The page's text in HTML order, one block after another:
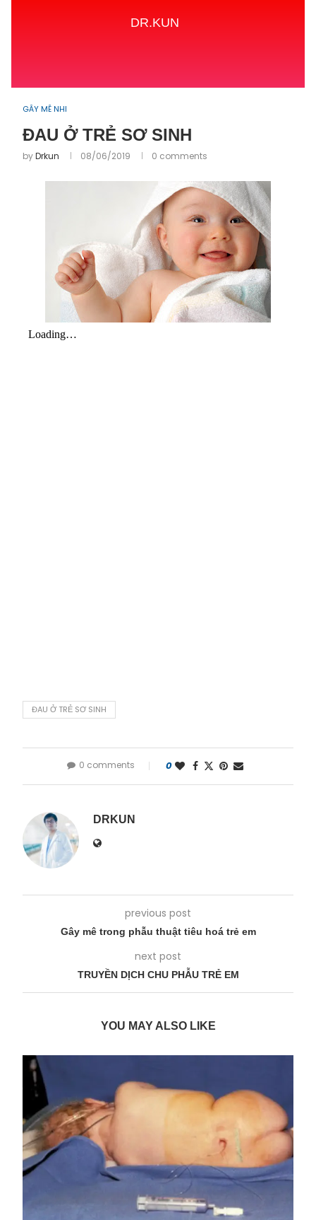
DR.KUN
GÂY MÊ NHI
ĐAU Ở TRẺ SƠ SINH
byDrkun 08/06/2019 0 comments
ĐAU Ở TRẺ SƠ SINH
0 comments 0
DRKUN
previous post
Gây mê trong phẫu thuật tiêu hoá trẻ em
next post
TRUYỀN DỊCH CHU PHẪU TRẺ EM
YOU MAY ALSO LIKE